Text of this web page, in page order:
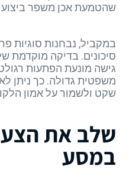
שהטמעת אכן משפר
במקביל, נבחנות סוגיות
סיכונים. בדיקה מוקדמת
גישה מונעת הפתעות
משפטית גדולה. כך ניתן
שקט ולשמור על אמון
שלב את
במסע